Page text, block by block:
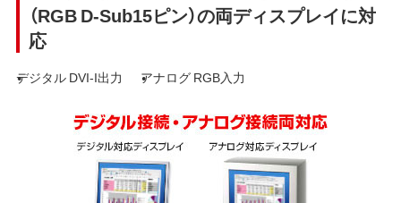
（RGB D-Sub15ピン）の両ディスプレイに対
応
デジタル DVI-I出力 アナログ RGB入力